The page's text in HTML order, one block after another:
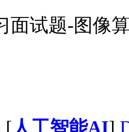
面试题-图像
[人工智能AI]